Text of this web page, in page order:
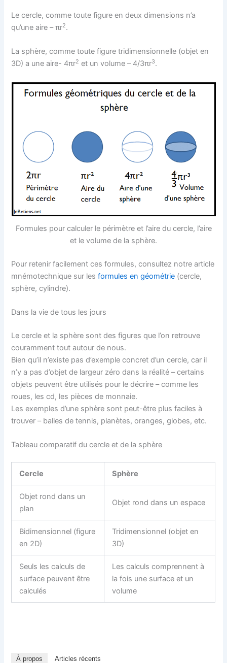
Le cercle, comme toute figure en deux dimensions n’a
qu’une aire – πr2.
La sphère, comme toute figure tridimensionnelle (objet en
3D) a une aire- 4πr2 et un volume – 4/3πr3.
Formules pour calculer le périmètre et l’aire du cercle, l’aire
et le volume de la sphère.
Pour retenir facilement ces formules, consultez notre article
mnémotechnique sur lesformules en géométrie (cercle,
sphère, cylindre).
Dans la vie de tous les jours
Le cercle et la sphère sont des figures que l’on retrouve
couramment tout autour de nous.
Bien qu’il n’existe pas d’exemple concret d’un cercle, car il
n’y a pas d’objet de largeur zéro dans la réalité – certains
objets peuvent être utilisés pour le décrire – comme les
roues, les cd, les pièces de monnaie.
Les exemples d’une sphère sont peut-être plus faciles à
trouver – balles de tennis, planètes, oranges, globes, etc.
Tableau comparatif du cercle et de la sphère
Cercle Sphère
Objet rond dans un
plan
Objet rond dans un espace
Bidimensionnel (figure
en 2D)
Tridimensionnel (objet en
3D)
Seuls les calculs de
surface peuvent être
calculés
Les calculs comprennent à
la fois une surface et un
volume
À propos Articles récents